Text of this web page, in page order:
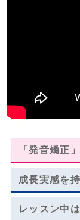
受講回数
・一部利用できない
・１レッスン50分。
「発音矯正
成長実感を
レッスン中は